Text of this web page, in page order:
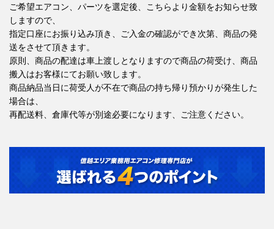
ご希望エアコン、パーツを選定後、こちらより金額をお知らせ致
しますので、
指定口座にお振り込み頂き、ご入金の確認ができ次第、商品の発
送をさせて頂きます。
原則、商品の配達は車上渡しとなりますので商品の荷受け、商品
搬入はお客様にてお願い致します。
商品納品当日に荷受人が不在で商品の持ち帰り預かりが発生した
場合は、
再配送料、倉庫代等が別途必要になります、ご注意ください。